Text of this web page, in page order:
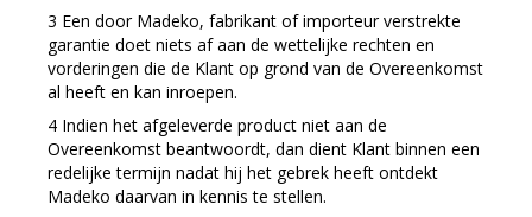
Een door Madeko, fabrikant of importeur verstrekte
garantie doet niets af aan de wettelijke rechten en
vorderingen die de Klant op grond van de Overeenkomst
al heeft en kan inroepen.
Indien het afgeleverde product niet aan de
Overeenkomst beantwoordt, dan dient Klant binnen een
redelijke termijn nadat hij het gebrek heeft ontdekt
Madeko daarvan in kennis te stellen.